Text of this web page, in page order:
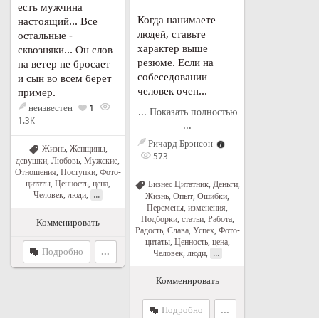
Когда нанимаете
людей, ставьте
характер выше
резюме. Если на
собеседовании
человек очен...
... Показать полностью
...
Ричард Брэнсон
573
Бизнес Цитатник, Деньги,
Жизнь Опыт Ошибки
Перемены, изменения
Подборки, статьи, Работа,
Радость, Слава, Успех, Фото-
цитаты, Ценность, цена,
Человек, люди, ...
Комменировать
Подробно ...
есть мужчина
настоящий... Все
остальные -
сквозняки... Он слов
на ветер не бросает
и сын во всем берет
пример.
неизвестен 1
1.3K
Жизнь, Женщины,
девушки Любовь Мужские
Отношения Поступки, Фото-
цитаты, Ценность, цена,
Человек, люди, ...
Комменировать
Подробно ...